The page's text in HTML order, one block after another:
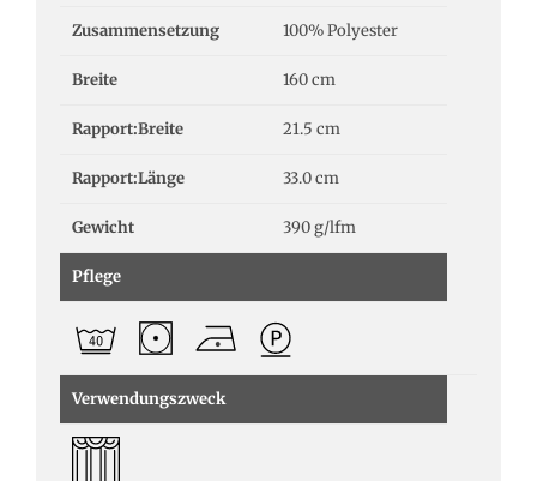
Zusammensetzung 100% Polyester
Breite 160 cm
Rapport:Breite 21.5 cm
Rapport:Länge 33.0 cm
Gewicht 390 g/lfm
Pflege
Verwendungszweck